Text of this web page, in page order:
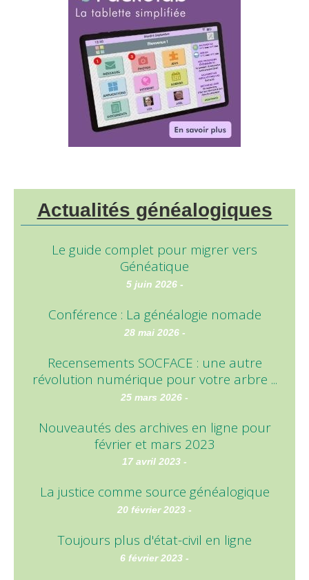
Actualités généalogiques
Le guide complet pour migrer vers
Généatique
5 juin 2026 -
Conférence : La généalogie nomade
28 mai 2026 -
Recensements SOCFACE : une autre
révolution numérique pour votre arbre ...
25 mars 2026 -
Nouveautés des archives en ligne pour
février et mars 2023
17 avril 2023 -
La justice comme source généalogique
20 février 2023 -
Toujours plus d'état-civil en ligne
6 février 2023 -